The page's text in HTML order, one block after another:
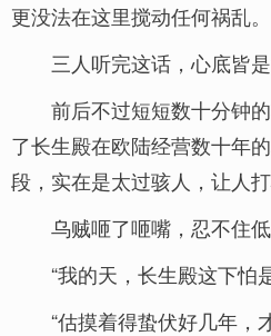
更没法在这里搅动任何祸乱
三人听完这话，心底皆
前后不过短短数十分钟
了长生殿在欧陆经营数十年
段，实在是太过骇人，让人打
乌贼咂了咂嘴，忍不住
“我的天，长生殿这下怕
“估摸着得蛰伏好几年，